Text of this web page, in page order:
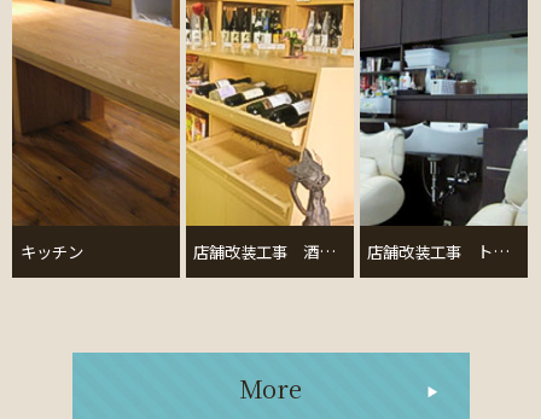
キッチン 店舗改装工事 酒屋さん 店舗改装工事 トータルビューティーサロン
More